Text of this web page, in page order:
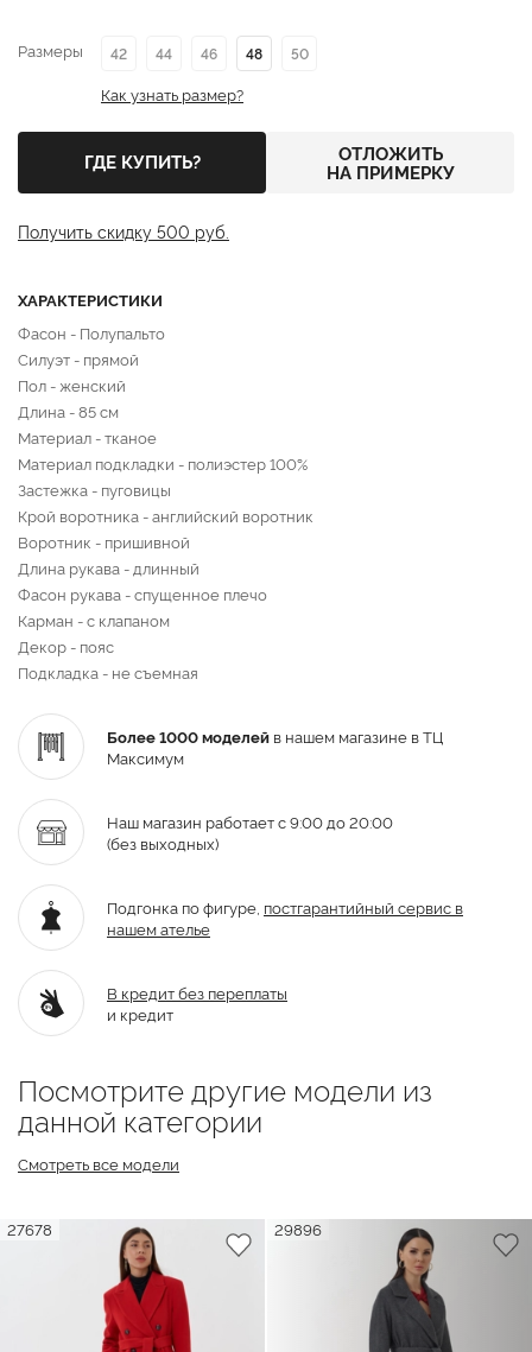
Размеры 42 44 46 48 50
Как узнать размер?
ГДЕ КУПИТЬ? ОТЛОЖИТЬ
НА ПРИМЕРКУ
Получить скидку 500 руб.
ХАРАКТЕРИСТИКИ
Фасон - Полупальто
Силуэт - прямой
Пол - женский
Длина - 85 см
Материал - тканое
Материал подкладки - полиэстер 100%
Застежка - пуговицы
Крой воротника - английский воротник
Воротник - пришивной
Длина рукава - длинный
Фасон рукава - спущенное плечо
Карман - с клапаном
Декор - пояс
Подкладка - не съемная
Более 1000 моделей в нашем магазине в ТЦ
Максимум
Наш магазин работает с 9:00 до 20:00
(без выходных)
Подгонка по фигуре, постгарантийный сервис в
нашем ателье
В кредит без переплаты
и кредит
Посмотрите другие модели из
данной категории
Смотреть все модели
27678 29896